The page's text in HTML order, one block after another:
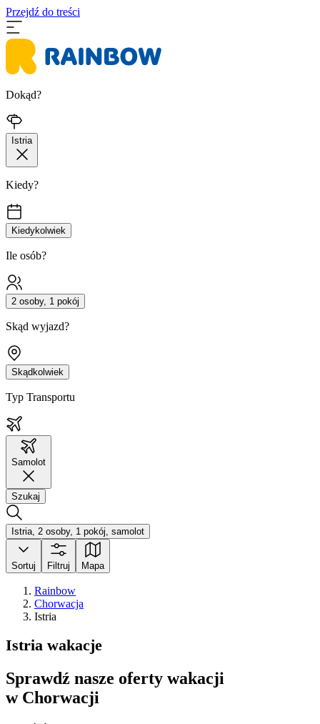
Przejdź do treści
Dokąd?
Istria
Kiedy?
Kiedykolwiek
Ile osób?
2 osoby, 1 pokój
Skąd wyjazd?
Skądkolwiek
Typ Transportu
Samolot
Szukaj
Istria, 2 osoby, 1 pokój, samolot
Sortuj Filtruj Mapa
Rainbow
Chorwacja
Istria
Istria wakacje
Sprawdź nasze oferty wakacji
w Chorwacji